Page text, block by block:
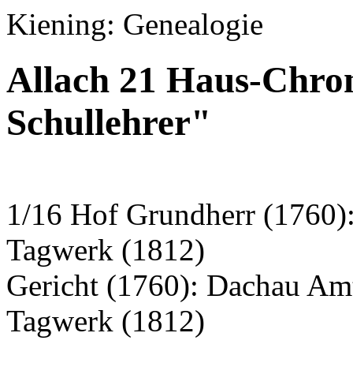
Kiening: Genealogie
Allach 21 Haus-
Schullehrer"
1/16 Hof Grundherr
Tagwerk (1812)
Gericht (1760): Dachau
Tagwerk (1812)